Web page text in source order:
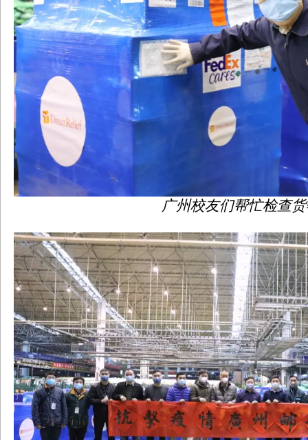
广州校友们帮忙检查